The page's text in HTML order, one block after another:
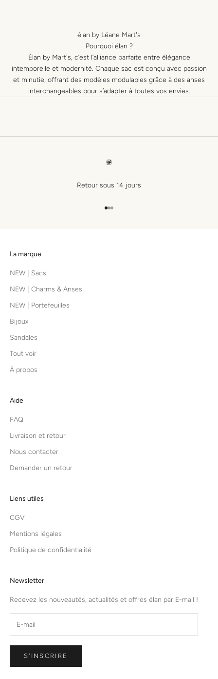
élan by Léane Mart's
Pourquoi élan ?
Élan by Mart's, c’est l’alliance parfaite entre élégance
intemporelle et modernité. Chaque sac est conçu avec passion
et minutie, offrant des modèles modulables grâce à des anses
interchangeables pour s’adapter à toutes vos envies.
Retour sous 14 jours
Aller à l'élément 1
Aller à l'élément 2
Aller à l'élément 3
La marque
NEW | Sacs
NEW | Charms & Anses
NEW | Portefeuilles
Bijoux
Sandales
Tout voir
À propos
Aide
FAQ
Livraison et retour
Nous contacter
Demander un retour
Liens utiles
CGV
Mentions légales
Politique de confidentialité
Newsletter
Recevez les nouveautés, actualités et offres élan par E-mail !
S'INSCRIRE